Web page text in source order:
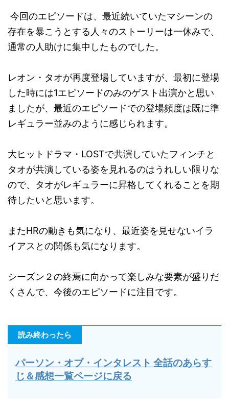
今回のエピソードは、最近続いていたマシーンの
存在を暴こうとする人々のストーリーは一休みで、
通常の人助けに集中したものでした。
レオン・タオが再度登場していますが、最初に登場
した時には1エピソードのみのゲスト出演かと思い
ましたが、最近のエピソードでの登場頻度は既に準
レギュラー並みのように感じられます。
大ヒットドラマ・LOSTで共演していたフィンチと
タオが共演している姿を見れるのはうれしい限りな
ので、タオがレギュラーに昇格してくれることを期
待したいと思います。
またHRの動きも気になり、最近姿を見せないイラ
イアスとの関係も気になります。
シーズン２の終焉に向かって楽しみな要素が盛りだ
くさんで、今後のエピソードに注目です。
読み終わったら
パーソン・オブ・インタレスト 全話のあらす
じ＆感想一覧ページに戻る